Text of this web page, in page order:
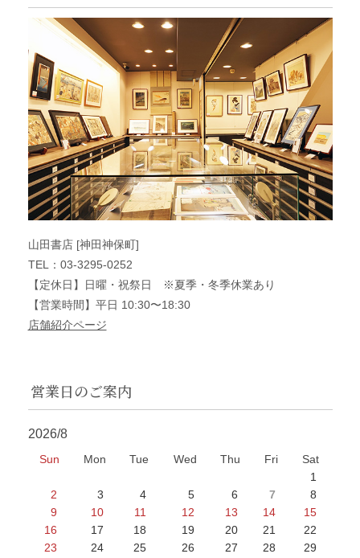
山田書店 [神田神保町]
TEL：03-3295-0252
【定休日】日曜・祝祭日 ※夏季・冬季休業あり
【営業時間】平日 10:30〜18:30
店舗紹介ページ
営業日のご案内
2026/8
Sun Mon Tue Wed Thu Fri
Sat
1
2
3 4 5 6 7
8
9
10 11 12 13 14
15
16
17 18 19 20 21
22
23
24 25 26 27 28
29